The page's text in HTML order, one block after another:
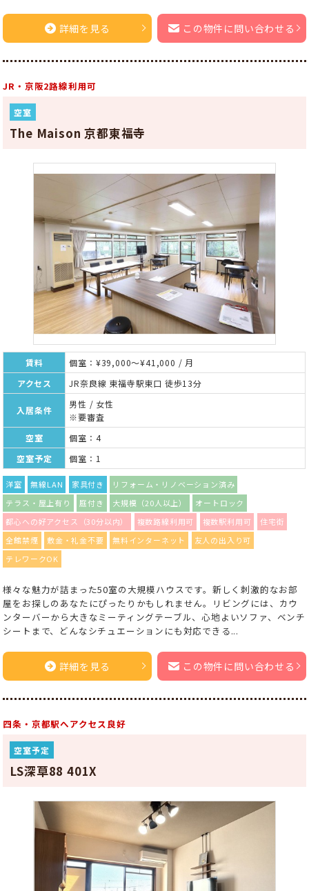
詳細を見る この物件に問い合わせる
JR・京阪2路線利用可
空室
The Maison 京都東福寺
賃料
個室：¥39,000～¥41,000 / 月
アクセス
JR奈良線 東福寺駅東口 徒歩13分
入居条件
男性 / 女性
※要審査
空室
個室：4
空室予定
個室：1
洋室 無線LAN 家具付き
リフォーム・リノベーション済み
テラス・屋上有り
庭付き 大規模（20人以上）
オートロック
都心への好アクセス（30分以内）
複数路線利用可 複数駅利用可
住宅街
全館禁煙
敷金・礼金不要 無料インターネット
友人の出入り可
テレワークOK
様々な魅力が詰まった50室の大規模ハウスです。新しく刺激的なお部
屋をお探しのあなたにぴったりかもしれません。リビングには、カウ
ンターバーから大きなミーティングテーブル、心地よいソファ、ベンチ
シートまで、どんなシチュエーションにも対応できる...
詳細を見る この物件に問い合わせる
四条・京都駅へアクセス良好
空室予定
LS深草88 401X